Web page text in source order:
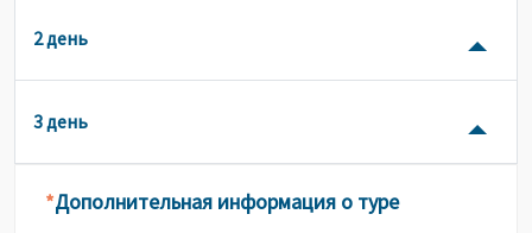
2 день
3 день
*Дополнительная информация о туре